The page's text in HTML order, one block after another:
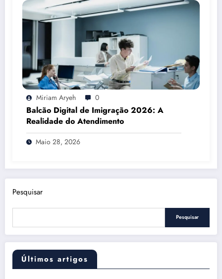
Miriam Aryeh 0
Balcão Digital de Imigração 2026: A
Realidade do Atendimento
Maio 28, 2026
Pesquisar
Pesquisar
Últimos artigos